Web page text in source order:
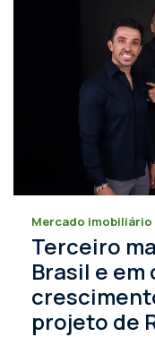
Mercado imobiliário
Terceiro
Brasil e
projeto de